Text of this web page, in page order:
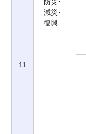
減災･
復興
11